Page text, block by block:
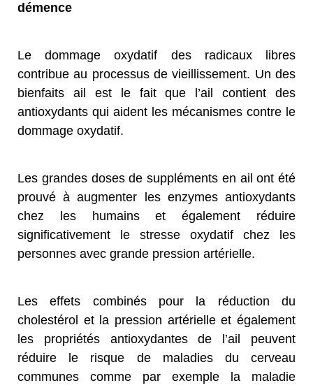
démence
Le dommage oxydatif des radicaux libres
contribue au processus de vieillissement. Un des
bienfaits ail est le fait que l’ail contient des
antioxydants qui aident les mécanismes contre le
dommage oxydatif.
Les grandes doses de suppléments en ail ont été
prouvé à augmenter les enzymes antioxydants
chez les humains et également réduire
significativement le stresse oxydatif chez les
personnes avec grande pression artérielle.
Les effets combinés pour la réduction du
cholestérol et la pression artérielle et également
les propriétés antioxydantes de l’ail peuvent
réduire le risque de maladies du cerveau
communes comme par exemple la maladie